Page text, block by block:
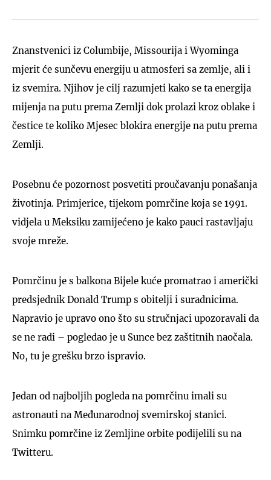
Znanstvenici iz Columbije, Missourija i Wyominga
mjerit će sunčevu energiju u atmosferi sa zemlje, ali i
iz svemira. Njihov je cilj razumjeti kako se ta energija
mijenja na putu prema Zemlji dok prolazi kroz oblake i
čestice te koliko Mjesec blokira energije na putu prema
Zemlji.
Posebnu će pozornost posvetiti proučavanju ponašanja
životinja. Primjerice, tijekom pomrčine koja se 1991.
vidjela u Meksiku zamijećeno je kako pauci rastavljaju
svoje mreže.
Pomrčinu je s balkona Bijele kuće promatrao i američki
predsjednik Donald Trump s obitelji i suradnicima.
Napravio je upravo ono što su stručnjaci upozoravali da
se ne radi – pogledao je u Sunce bez zaštitnih naočala.
No, tu je grešku brzo ispravio.
Jedan od najboljih pogleda na pomrčinu imali su
astronauti na Međunarodnoj svemirskoj stanici.
Snimku pomrčine iz Zemljine orbite podijelili su na
Twitteru.